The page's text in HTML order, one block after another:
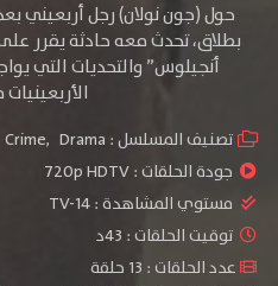
حول (جون نولان) رجل أربعيني
بطلاق، تحدث معه حادثة يقرر
أنجيلوس” والتحديات التي
تصنيف المسلسل : Crime, Drama
جودة الحلقات :720p HDTV
مستوي المشاهدة :TV-14
توقيت الحلقات : 43د
عدد الحلقات : 13 حلقة